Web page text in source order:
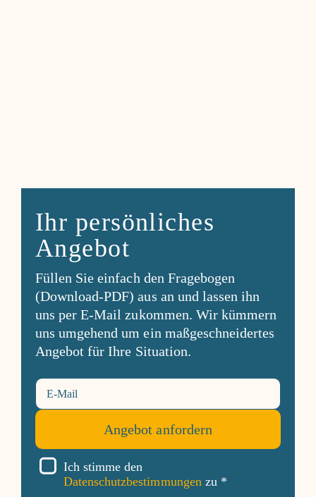
Ihr persönliches
Angebot
Füllen Sie einfach den Fragebogen
(Download-PDF) aus an und lassen ihn
uns per E-Mail zukommen. Wir kümmern
uns umgehend um ein maßgeschneidertes
Angebot für Ihre Situation.
Ich stimme den
Datenschutzbestimmungenzu *